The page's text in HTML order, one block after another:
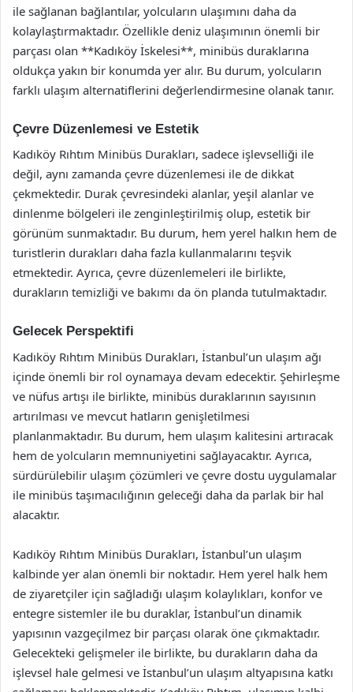
ile sağlanan bağlantılar, yolcuların ulaşımını daha da
kolaylaştırmaktadır. Özellikle deniz ulaşımının önemli bir
parçası olan **Kadıköy İskelesi**, minibüs duraklarına
oldukça yakın bir konumda yer alır. Bu durum, yolcuların
farklı ulaşım alternatiflerini değerlendirmesine olanak tanır.
Çevre Düzenlemesi ve Estetik
Kadıköy Rıhtım Minibüs Durakları, sadece işlevselliği ile
değil, aynı zamanda çevre düzenlemesi ile de dikkat
çekmektedir. Durak çevresindeki alanlar, yeşil alanlar ve
dinlenme bölgeleri ile zenginleştirilmiş olup, estetik bir
görünüm sunmaktadır. Bu durum, hem yerel halkın hem de
turistlerin durakları daha fazla kullanmalarını teşvik
etmektedir. Ayrıca, çevre düzenlemeleri ile birlikte,
durakların temizliği ve bakımı da ön planda tutulmaktadır.
Gelecek Perspektifi
Kadıköy Rıhtım Minibüs Durakları, İstanbul’un ulaşım ağı
içinde önemli bir rol oynamaya devam edecektir. Şehirleşme
ve nüfus artışı ile birlikte, minibüs duraklarının sayısının
artırılması ve mevcut hatların genişletilmesi
planlanmaktadır. Bu durum, hem ulaşım kalitesini artıracak
hem de yolcuların memnuniyetini sağlayacaktır. Ayrıca,
sürdürülebilir ulaşım çözümleri ve çevre dostu uygulamalar
ile minibüs taşımacılığının geleceği daha da parlak bir hal
alacaktır.
Kadıköy Rıhtım Minibüs Durakları, İstanbul’un ulaşım
kalbinde yer alan önemli bir noktadır. Hem yerel halk hem
de ziyaretçiler için sağladığı ulaşım kolaylıkları, konfor ve
entegre sistemler ile bu duraklar, İstanbul’un dinamik
yapısının vazgeçilmez bir parçası olarak öne çıkmaktadır.
Gelecekteki gelişmeler ile birlikte, bu durakların daha da
işlevsel hale gelmesi ve İstanbul’un ulaşım altyapısına katkı